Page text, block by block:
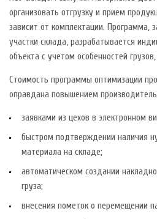
организовать отгрузку и прием
зависит от комплектации. Программа,
участки склада, разрабатывается
объекта с учетом особенностей
Стоимость программы оптимизации
оправдана повышением
заявками из цехов в электронном
быстром подтверждении наличия
материала на складе;
автоматическом создании
груза;
внесения пометок о перемещении